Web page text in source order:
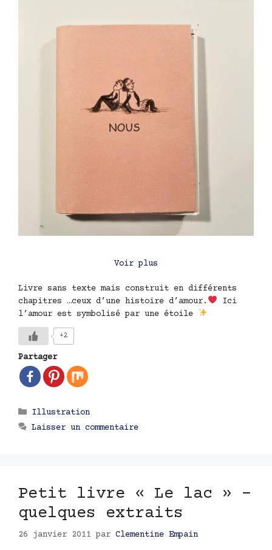
Voir plus
Livre sans texte mais construit en différents
chapitres …ceux d’une histoire d’amour.
Ici
l’amour est symbolisé par une étoile
+2
Partager
Catégories
Illustration
Laisser un commentaire
Petit livre « Le lac » –
quelques extraits
26 janvier 2011 par Clementine Empain